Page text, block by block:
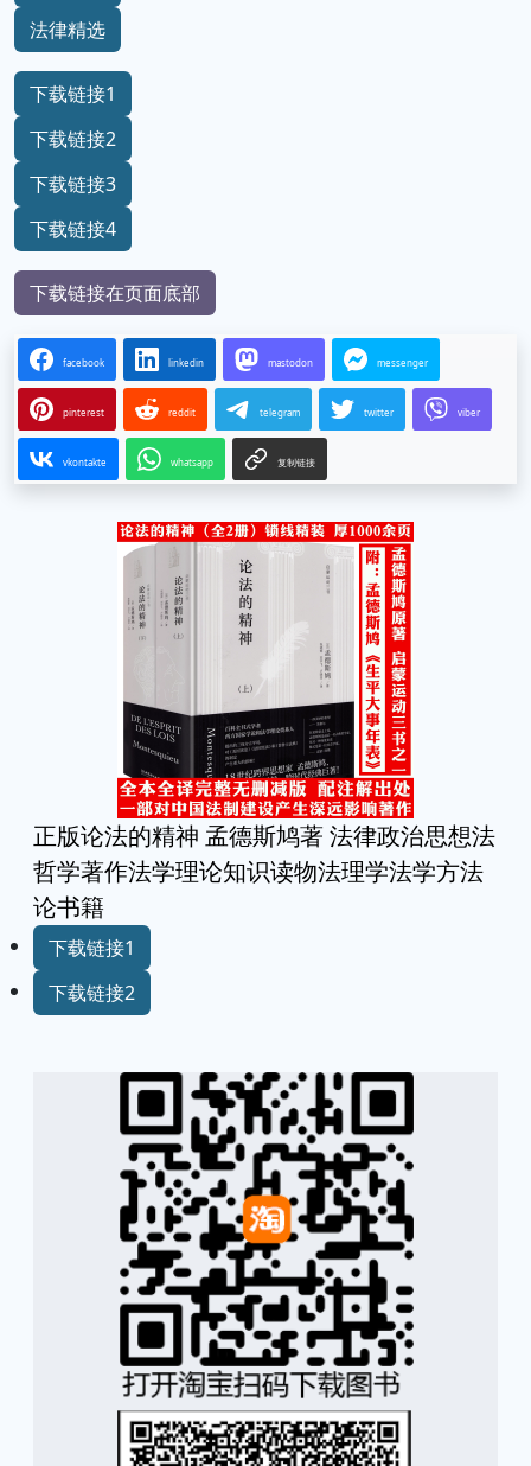
法律精选
下载链接1
下载链接2
下载链接3
下载链接4
下载链接在页面底部
facebook linkedin mastodon messenger
pinterest reddit telegram twitter viber
vkontakte whatsapp 复制链接
正版论法的精神 孟德斯鸠著 法律政治思想法
哲学著作法学理论知识读物法理学法学方法
论书籍
下载链接1
下载链接2